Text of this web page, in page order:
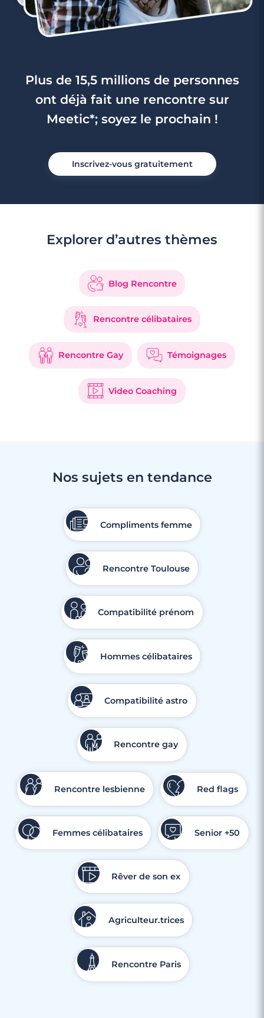
Plus de 15,5 millions de personnes
ont déjà fait une rencontre sur
Meetic*; soyez le prochain !
Inscrivez-vous gratuitement
Explorer d’autres thèmes
Blog Rencontre
Rencontre célibataires
Rencontre Gay Témoignages
Video Coaching
Nos sujets en tendance
Compliments femme
Rencontre Toulouse
Compatibilité prénom
Hommes célibataires
Compatibilité astro
Rencontre gay
Rencontre lesbienne Red flags
Femmes célibataires Senior +50
Rêver de son ex
Agriculteur.trices
Rencontre Paris